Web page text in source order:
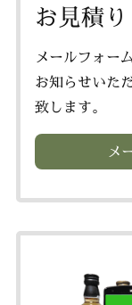
お見積
メールフォー
お知らせいた
致します。
メ